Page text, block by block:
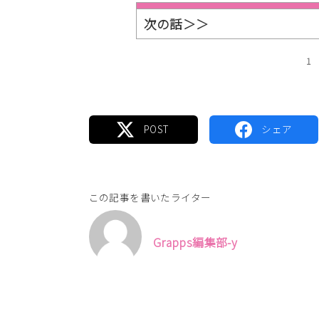
次の話＞＞
1
この記事を書いたライター
Grapps編集部-y